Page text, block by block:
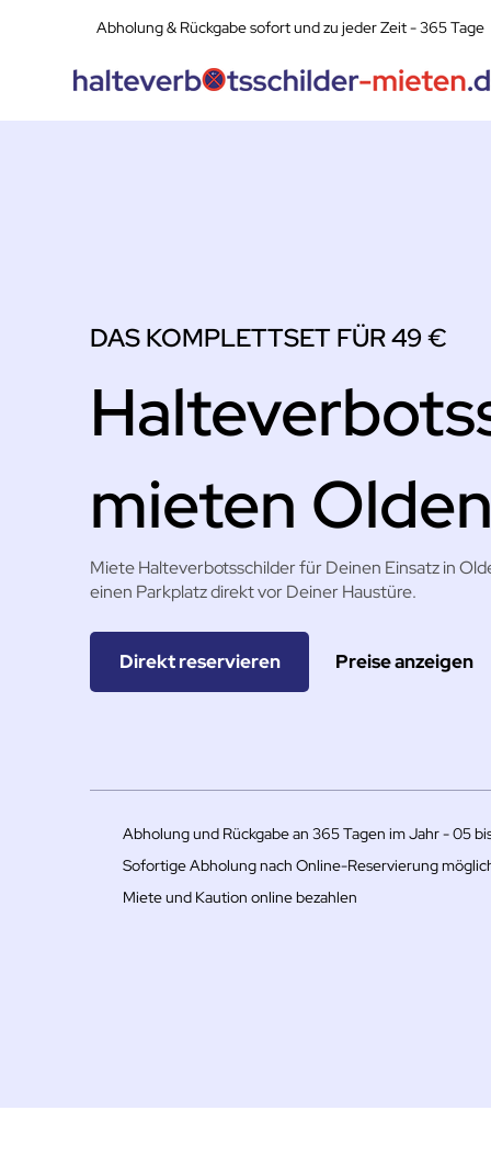
Abholung & Rückgabe sofort und zu jeder Zeit - 365 Tage
DAS KOMPLETTSET FÜR 49 €
mieten
Miete Halteverbotsschilder für Deinen Einsatz in
einen Parkplatz direkt vor Deiner Haustüre.
Direkt reservieren Preise anzeigen
Abholung und Rückgabe an 365 Tagen im Jahr - 05
Sofortige Abholung nach Online-Reservierung
Miete und Kaution online bezahlen